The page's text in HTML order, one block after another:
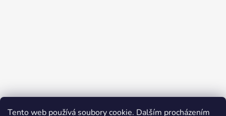
Tento web používá soubory cookie. Dalším procházením